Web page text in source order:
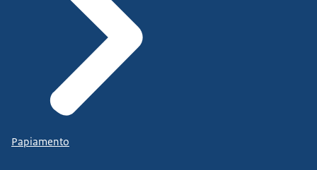
Papiamento